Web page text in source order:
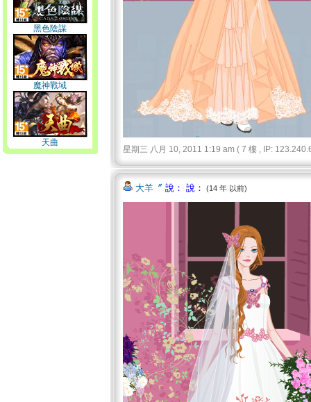
黑色陰謀
魔神戰域
天曲
星期三 八月 10, 2011 1:19 am ( 7 樓 , IP:
大羊〞 說： 說： (14 年 以前)